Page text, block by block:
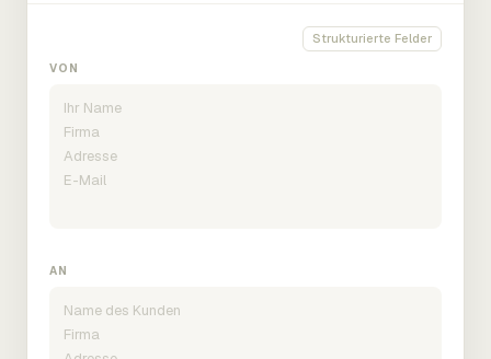
Strukturierte Felder
VON
AN